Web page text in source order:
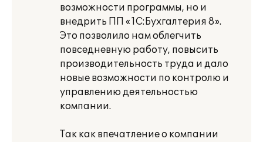
возможности программы, но и
внедрить ПП «1С:Бухгалтерия 8».
Это позволило нам облегчить
повседневную работу, повысить
производительность труда и дало
новые возможности по контролю и
управлению деятельностью
компании.
Так как впечатление о компании